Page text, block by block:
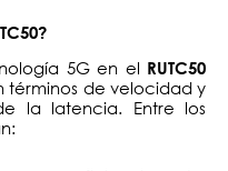
5G en el RUTC50
términos de velocidad y
la latencia. Entre los